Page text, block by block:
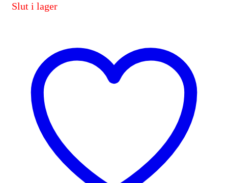
Slut i lager